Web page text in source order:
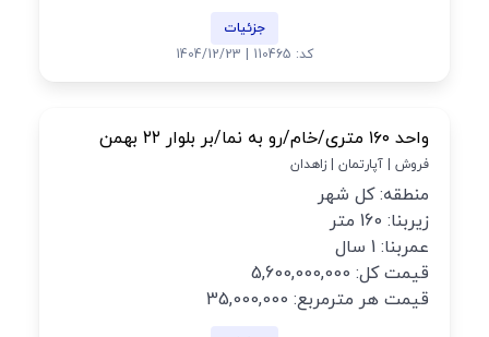
جزئیات
کد: 110465 | 1404/12/23
واحد ۱۶۰ متری/خام/رو به نما/بر بلوار ۲۲ بهمن
فروش | آپارتمان | زاهدان
منطقه: کل شهر
زیربنا: 160 متر
عمربنا: 1 سال
قیمت کل: 5,600,000,000
قیمت هر مترمربع: 35,000,000